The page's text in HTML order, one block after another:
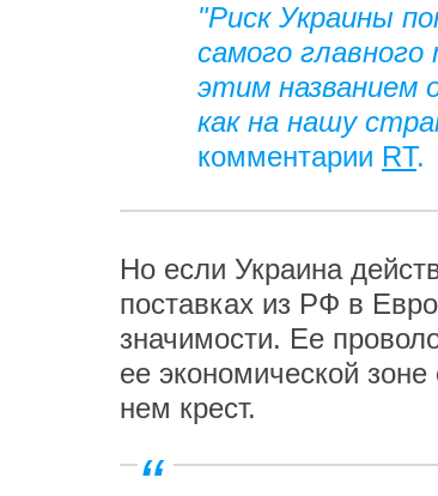
"Риск Украины
самого
этим названием
как на нашу
комментарии RT.
Но если Украина
поставках из РФ в
значимости. Ее
ее экономической
нем крест.